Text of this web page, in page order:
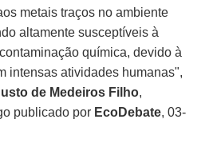
metais traços no ambiente
altamente susceptíveis à
química, devido à
intensas atividades humanas",
de Medeiros Filho,
publicado por EcoDebate, 03-